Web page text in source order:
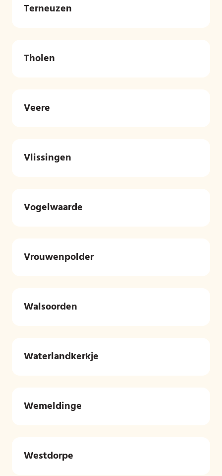
Terneuzen
Tholen
Veere
Vlissingen
Vogelwaarde
Vrouwenpolder
Walsoorden
Waterlandkerkje
Wemeldinge
Westdorpe